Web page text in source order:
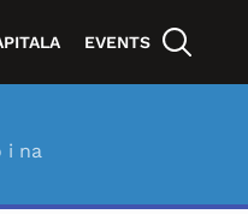
EVENTS
i na